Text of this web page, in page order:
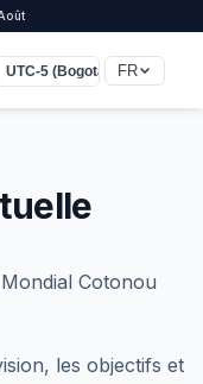
UTC-5 (Bogota, Lima)
FR
Cotonou
les objectifs et